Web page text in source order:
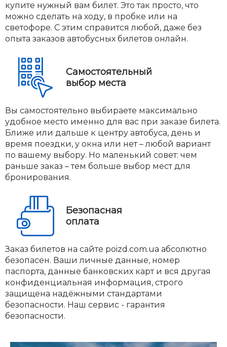
купите нужный вам билет. Это так просто, что
можно сделать на ходу, в пробке или на
светофоре. С этим справится любой, даже без
опыта заказов автобусных билетов онлайн.
Самостоятельный
выбор места
Вы самостоятельно выбираете максимально
удобное место именно для вас при заказе билета.
Ближе или дальше к центру автобуса, день и
время поездки, у окна или нет – любой вариант
по вашему выбору. Но маленький совет: чем
раньше заказ – тем больше выбор мест для
бронирования.
Безопасная
оплата
Заказ билетов на сайте poizd.com.ua абсолютно
безопасен. Ваши личные данные, номер
паспорта, данные банковских карт и вся другая
конфиденциальная информация, строго
защищена надёжными стандартами
безопасности. Наш сервис - гарантия
безопасности.